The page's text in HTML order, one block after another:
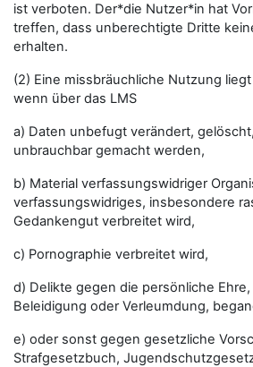
ist verboten. Der*die Nutzer*in hat
treffen, dass unberechtigte Dritte
erhalten.
(2) Eine missbräuchliche Nutzung
wenn über das LMS
a) Daten unbefugt verändert,
unbrauchbar gemacht werden,
b) Material verfassungswidriger
verfassungswidriges, insbesondere
Gedankengut verbreitet wird,
c) Pornographie verbreitet wird,
d) Delikte gegen die persönliche
Beleidigung oder Verleumdung,
e) oder sonst gegen gesetzliche
Strafgesetzbuch,